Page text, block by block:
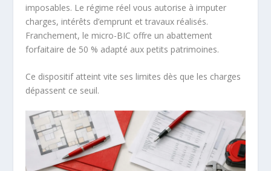
imposables. Le régime réel vous autorise à imputer
charges, intérêts d’emprunt et travaux réalisés.
Franchement, le micro-BIC offre un abattement
forfaitaire de 50 % adapté aux petits patrimoines.
Ce dispositif atteint vite ses limites dès que les charges
dépassent ce seuil.